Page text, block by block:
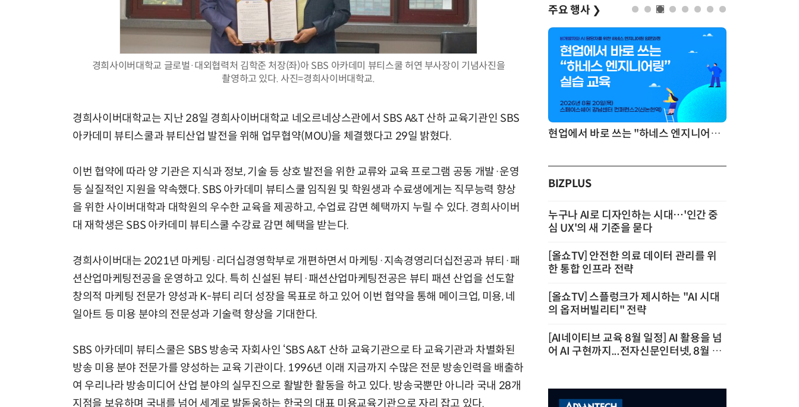
경희사이버대학교 글로벌·대외협력처 김학준 처장(좌)아 SBS 아카데미 뷰티스쿨 허연 부사장이 기념사진을
촬영하고 있다. 사진=경희사이버대학교.
경희사이버대학교는 지난 28일 경희사이버대학교 네오르네상스관에서 SBS A&T 산하 교육기관인 SBS
아카데미 뷰티스쿨과 뷰티산업 발전을 위해 업무협약(MOU)을 체결했다고 29일 밝혔다.
이번 협약에 따라 양 기관은 지식과 정보, 기술 등 상호 발전을 위한 교류와 교육 프로그램 공동 개발·운영
등 실질적인 지원을 약속했다. SBS 아카데미 뷰티스쿨 임직원 및 학원생과 수료생에게는 직무능력 향상
을 위한 사이버대학과 대학원의 우수한 교육을 제공하고, 수업료 감면 혜택까지 누릴 수 있다. 경희사이버
대 재학생은 SBS 아카데미 뷰티스쿨 수강료 감면 혜택을 받는다.
경희사이버대는 2021년 마케팅·리더십경영학부로 개편하면서 마케팅·지속경영리더십전공과 뷰티·패
션산업마케팅전공을 운영하고 있다. 특히 신설된 뷰티·패션산업마케팅전공은 뷰티 패션 산업을 선도할
창의적 마케팅 전문가 양성과 K-뷰티 리더 성장을 목표로 하고 있어 이번 협약을 통해 메이크업, 미용, 네
일아트 등 미용 분야의 전문성과 기술력 향상을 기대한다.
SBS 아카데미 뷰티스쿨은 SBS 방송국 자회사인 ‘SBS A&T 산하 교육기관으로 타 교육기관과 차별화된
방송 미용 분야 전문가를 양성하는 교육 기관이다. 1996년 이래 지금까지 수많은 전문 방송인력을 배출하
여 우리나라 방송미디어 산업 분야의 실무진으로 활발한 활동을 하고 있다. 방송국뿐만 아니라 국내 28개
지점을 보유하며 국내를 넘어 세계로 발돋움하는 한국의 대표 미용교육기관으로 자리 잡고 있다.
주요 행사 ❯
AI Native Enterprise를 지원하는 AI Ready Data 플랫폼 활용 전략 AI 시대의 옵저버빌리티: GPU·LLM 모니터링부터 AI 기반 장애 대응까지 현업에서 바로 쓰는 "하네스 엔지니어링" 실습 교육
BIZPLUS
누구나 AI로 디자인하는 시대…'인간 중
심 UX'의 새 기준을 묻다
[올쇼TV] 안전한 의료 데이터 관리를 위
한 통합 인프라 전략
[올쇼TV] 스플렁크가 제시하는 "AI 시대
의 옵저버빌리티" 전략
[AI네이티브 교육 8월 일정] AI 활용을 넘
어 AI 구현까지...전자신문인터넷, 8월 실